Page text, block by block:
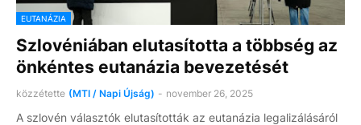
EUTANÁZIA
Szlovéniában elutasította a többség az
önkéntes eutanázia bevezetését
közzétette (MTI / Napi Újság) - november 26, 2025
A szlovén választók elutasították az eutanázia legalizálásáról